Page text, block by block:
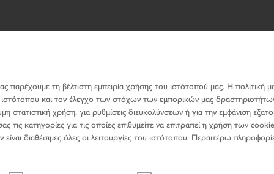
PRODUCTS ΥΠΗΡΕΣΊΕΣ ΑΝΑΖΉΤΗΣΗ
Όχημα
παρέχουμε τη βέλτιστη εμπειρία χρήσης του ιστότοπού μας. Η πολιτική
ιστότοπου και τον έλεγχο των στόχων των εμπορικών μας
στατιστική χρήση, για ρυθμίσεις διευκολύνσεων ή για την εμφάνιση
τις κατηγορίες για τις οποίες επιθυμείτε να επιτραπεί η χρήση των
είναι διαθέσιμες όλες οι λειτουργίες του ιστότοπου. Περαιτέρω